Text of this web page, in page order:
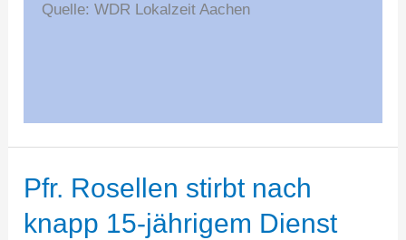
Quelle: WDR Lokalzeit Aachen
Pfr. Rosellen stirbt nach
knapp 15-jährigem Dienst